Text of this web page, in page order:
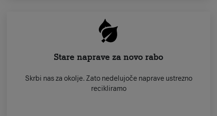
Stare naprave za novo rabo
Skrbi nas za okolje. Zato nedelujoče naprave ustrezno
recikliramo